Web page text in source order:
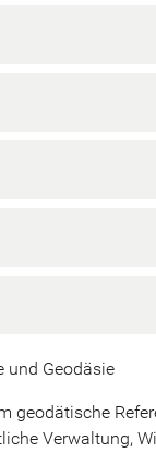
und Geodäsie
geodätische
Verwaltung,